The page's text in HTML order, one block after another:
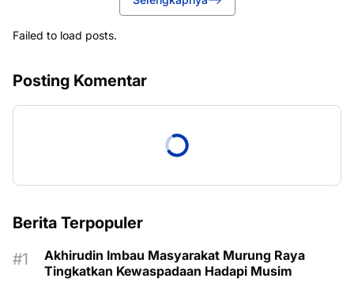
Failed to load posts.
Posting Komentar
Berita Terpopuler
Akhirudin Imbau Masyarakat Murung Raya
Tingkatkan Kewaspadaan Hadapi Musim